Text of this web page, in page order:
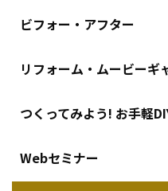
ビフォー・アフター
リフォーム・ムービーギ
つくってみよう! お手軽
Webセミナー